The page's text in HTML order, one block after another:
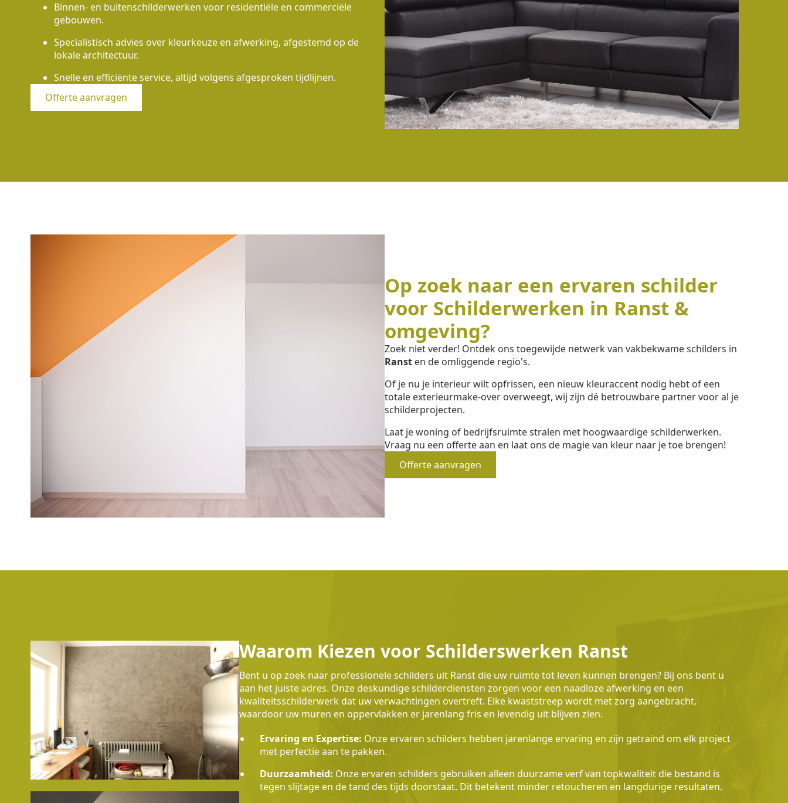
Binnen- en buitenschilderwerken voor residentiële en commerciële
gebouwen.
Specialistisch advies over kleurkeuze en afwerking, afgestemd op de
lokale architectuur.
Snelle en efficiënte service, altijd volgens afgesproken tijdlijnen.
Offerte aanvragen
Op zoek naar een ervaren schilder
voor Schilderwerken in Ranst &
omgeving?
Zoek niet verder! Ontdek ons toegewijde netwerk van vakbekwame schilders in
Ranst en de omliggende regio's.
Of je nu je interieur wilt opfrissen, een nieuw kleuraccent nodig hebt of een
totale exterieurmake-over overweegt, wij zijn dé betrouwbare partner voor al je
schilderprojecten.
Laat je woning of bedrijfsruimte stralen met hoogwaardige schilderwerken.
Vraag nu een offerte aan en laat ons de magie van kleur naar je toe brengen!
Offerte aanvragen
Waarom Kiezen voor Schilderswerken Ranst
Bent u op zoek naar professionele schilders uit Ranst die uw ruimte tot leven kunnen brengen? Bij ons bent u
aan het juiste adres. Onze deskundige schilderdiensten zorgen voor een naadloze afwerking en een
kwaliteitsschilderwerk dat uw verwachtingen overtreft. Elke kwaststreep wordt met zorg aangebracht,
waardoor uw muren en oppervlakken er jarenlang fris en levendig uit blijven zien.
Ervaring en Expertise: Onze ervaren schilders hebben jarenlange ervaring en zijn getraind om elk project
met perfectie aan te pakken.
Duurzaamheid: Onze ervaren schilders gebruiken alleen duurzame verf van topkwaliteit die bestand is
tegen slijtage en de tand des tijds doorstaat. Dit betekent minder retoucheren en langdurige resultaten.